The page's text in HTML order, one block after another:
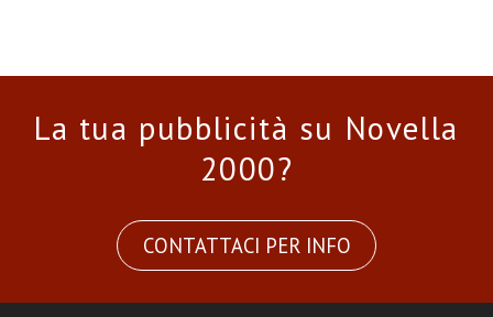
La tua pubblicità su Novella
2000?
CONTATTACI PER INFO